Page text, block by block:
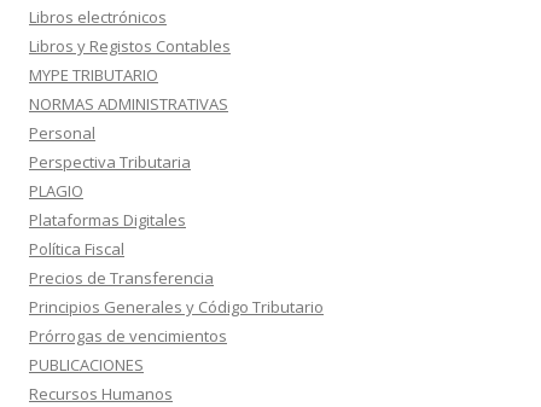
Libros electrónicos
Libros y Registos Contables
MYPE TRIBUTARIO
NORMAS ADMINISTRATIVAS
Personal
Perspectiva Tributaria
PLAGIO
Plataformas Digitales
Política Fiscal
Precios de Transferencia
Principios Generales y Código Tributario
Prórrogas de vencimientos
PUBLICACIONES
Recursos Humanos